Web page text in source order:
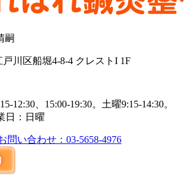
嗣
戸川区船堀4-8-4 クレストI 1F